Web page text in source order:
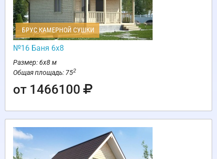
БРУС КАМЕРНОЙ СУШКИ
№16 Баня 6х8
Размер: 6х8 м
Общая площадь: 752
от 1466100